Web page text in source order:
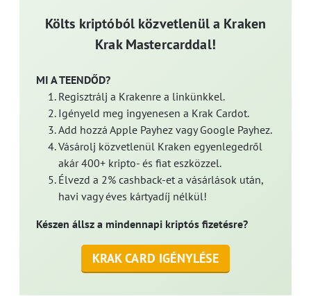
Költs kriptóból közvetlenül a Kraken
Krak Mastercarddal!
MI A TEENDŐD?
Regisztrálj a Krakenre a linkünkkel.
Igényeld meg ingyenesen a Krak Cardot.
Add hozzá Apple Payhez vagy Google Payhez.
Vásárolj közvetlenül Kraken egyenlegedről
akár 400+ kripto- és fiat eszközzel.
Élvezd a 2% cashback-et a vásárlások után,
havi vagy éves kártyadíj nélkül!
Készen állsz a mindennapi kriptós fizetésre?
KRAK CARD IGÉNYLÉSE